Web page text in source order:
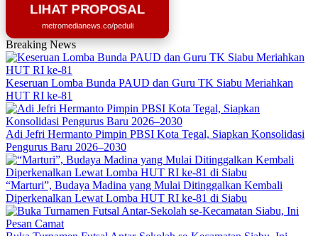
LIHAT PROPOSAL
metromedianews.co/peduli
Breaking News
Keseruan Lomba Bunda PAUD dan Guru TK Siabu Meriahkan
HUT RI ke-81
Adi Jefri Hermanto Pimpin PBSI Kota Tegal, Siapkan Konsolidasi
Pengurus Baru 2026–2030
“Marturi”, Budaya Madina yang Mulai Ditinggalkan Kembali
Diperkenalkan Lewat Lomba HUT RI ke-81 di Siabu